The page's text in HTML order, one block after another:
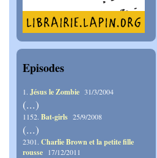
Episodes
1. Jésus le Zombie 31/3/2004
(...)
1152. Bat-girls 25/9/2008
(...)
2301. Charlie Brown et la petite fille
rousse 17/12/2011